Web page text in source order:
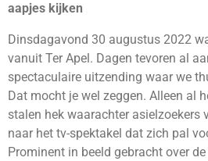
aapjes kijken
Dinsdagavond 30 augustus 2022
vanuit Ter Apel. Dagen tevoren al
spectaculaire uitzending waar we
Dat mocht je wel zeggen. Alleen al
stalen hek waarachter asielzoekers
naar het tv-spektakel dat zich pal
Prominent in beeld gebracht over